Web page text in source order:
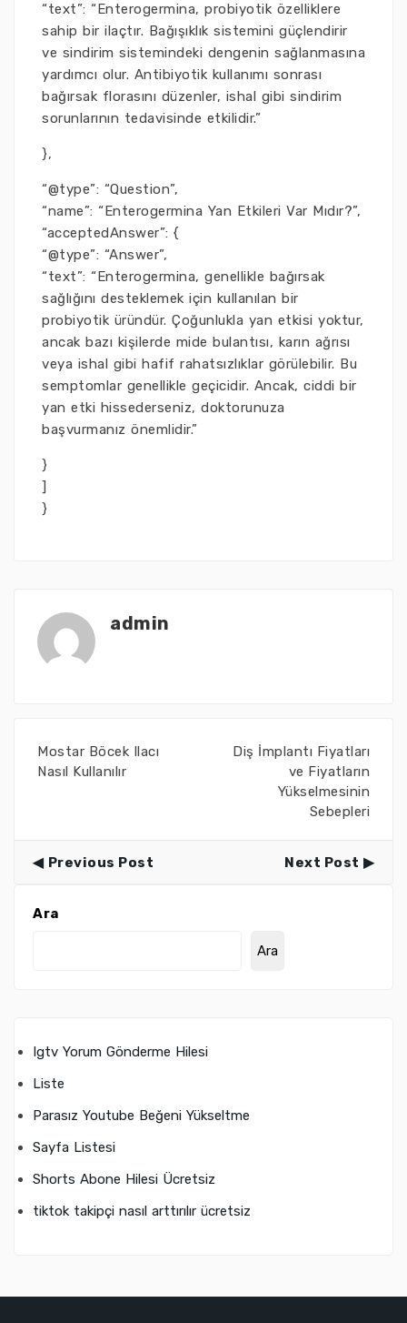
“text”: “Enterogermina, probiyotik özelliklere
sahip bir ilaçtır. Bağışıklık sistemini güçlendirir
ve sindirim sistemindeki dengenin sağlanmasına
yardımcı olur. Antibiyotik kullanımı sonrası
bağırsak florasını düzenler, ishal gibi sindirim
sorunlarının tedavisinde etkilidir.”
},
“@type”: “Question”,
“name”: “Enterogermina Yan Etkileri Var Mıdır?”,
“acceptedAnswer”: {
“@type”: “Answer”,
“text”: “Enterogermina, genellikle bağırsak
sağlığını desteklemek için kullanılan bir
probiyotik üründür. Çoğunlukla yan etkisi yoktur,
ancak bazı kişilerde mide bulantısı, karın ağrısı
veya ishal gibi hafif rahatsızlıklar görülebilir. Bu
semptomlar genellikle geçicidir. Ancak, ciddi bir
yan etki hissederseniz, doktorunuza
başvurmanız önemlidir.”
}
]
}
admin
Mostar Böcek Ilacı
Nasıl Kullanılır
Diş İmplantı Fiyatları
ve Fiyatların
Yükselmesinin
Sebepleri
Previous Post Next Post
Ara
Ara
Igtv Yorum Gönderme Hilesi
Liste
Parasız Youtube Beğeni Yükseltme
Sayfa Listesi
Shorts Abone Hilesi Ücretsiz
tiktok takipçi nasıl arttırılır ücretsiz